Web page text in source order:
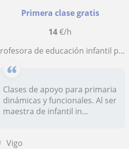
Primera clase gratis
14€/h
Profesora de educación infantil para refuerzo de primaria de todas las asignaturas y español para extranjeros
Clases de apoyo para primaria
dinámicas y funcionales. Al ser
maestra de infantil in...
Vigo